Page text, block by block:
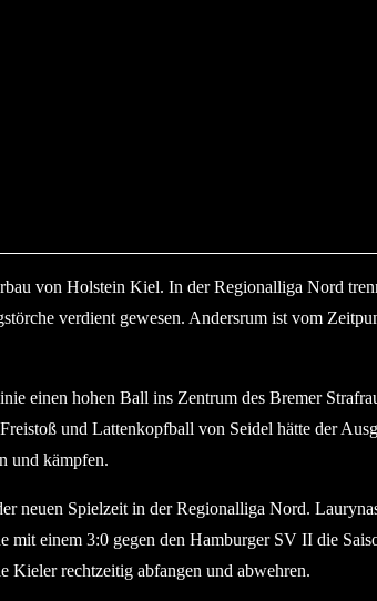
von Holstein Kiel. In der Regionalliga Nord
verdient gewesen. Andersrum ist vom
einen hohen Ball ins Zentrum des Bremer
und Lattenkopfball von Seidel hätte der
und kämpfen.
neuen Spielzeit in der Regionalliga Nord.
mit einem 3:0 gegen den Hamburger SV II die
Kieler rechtzeitig abfangen und abwehren.